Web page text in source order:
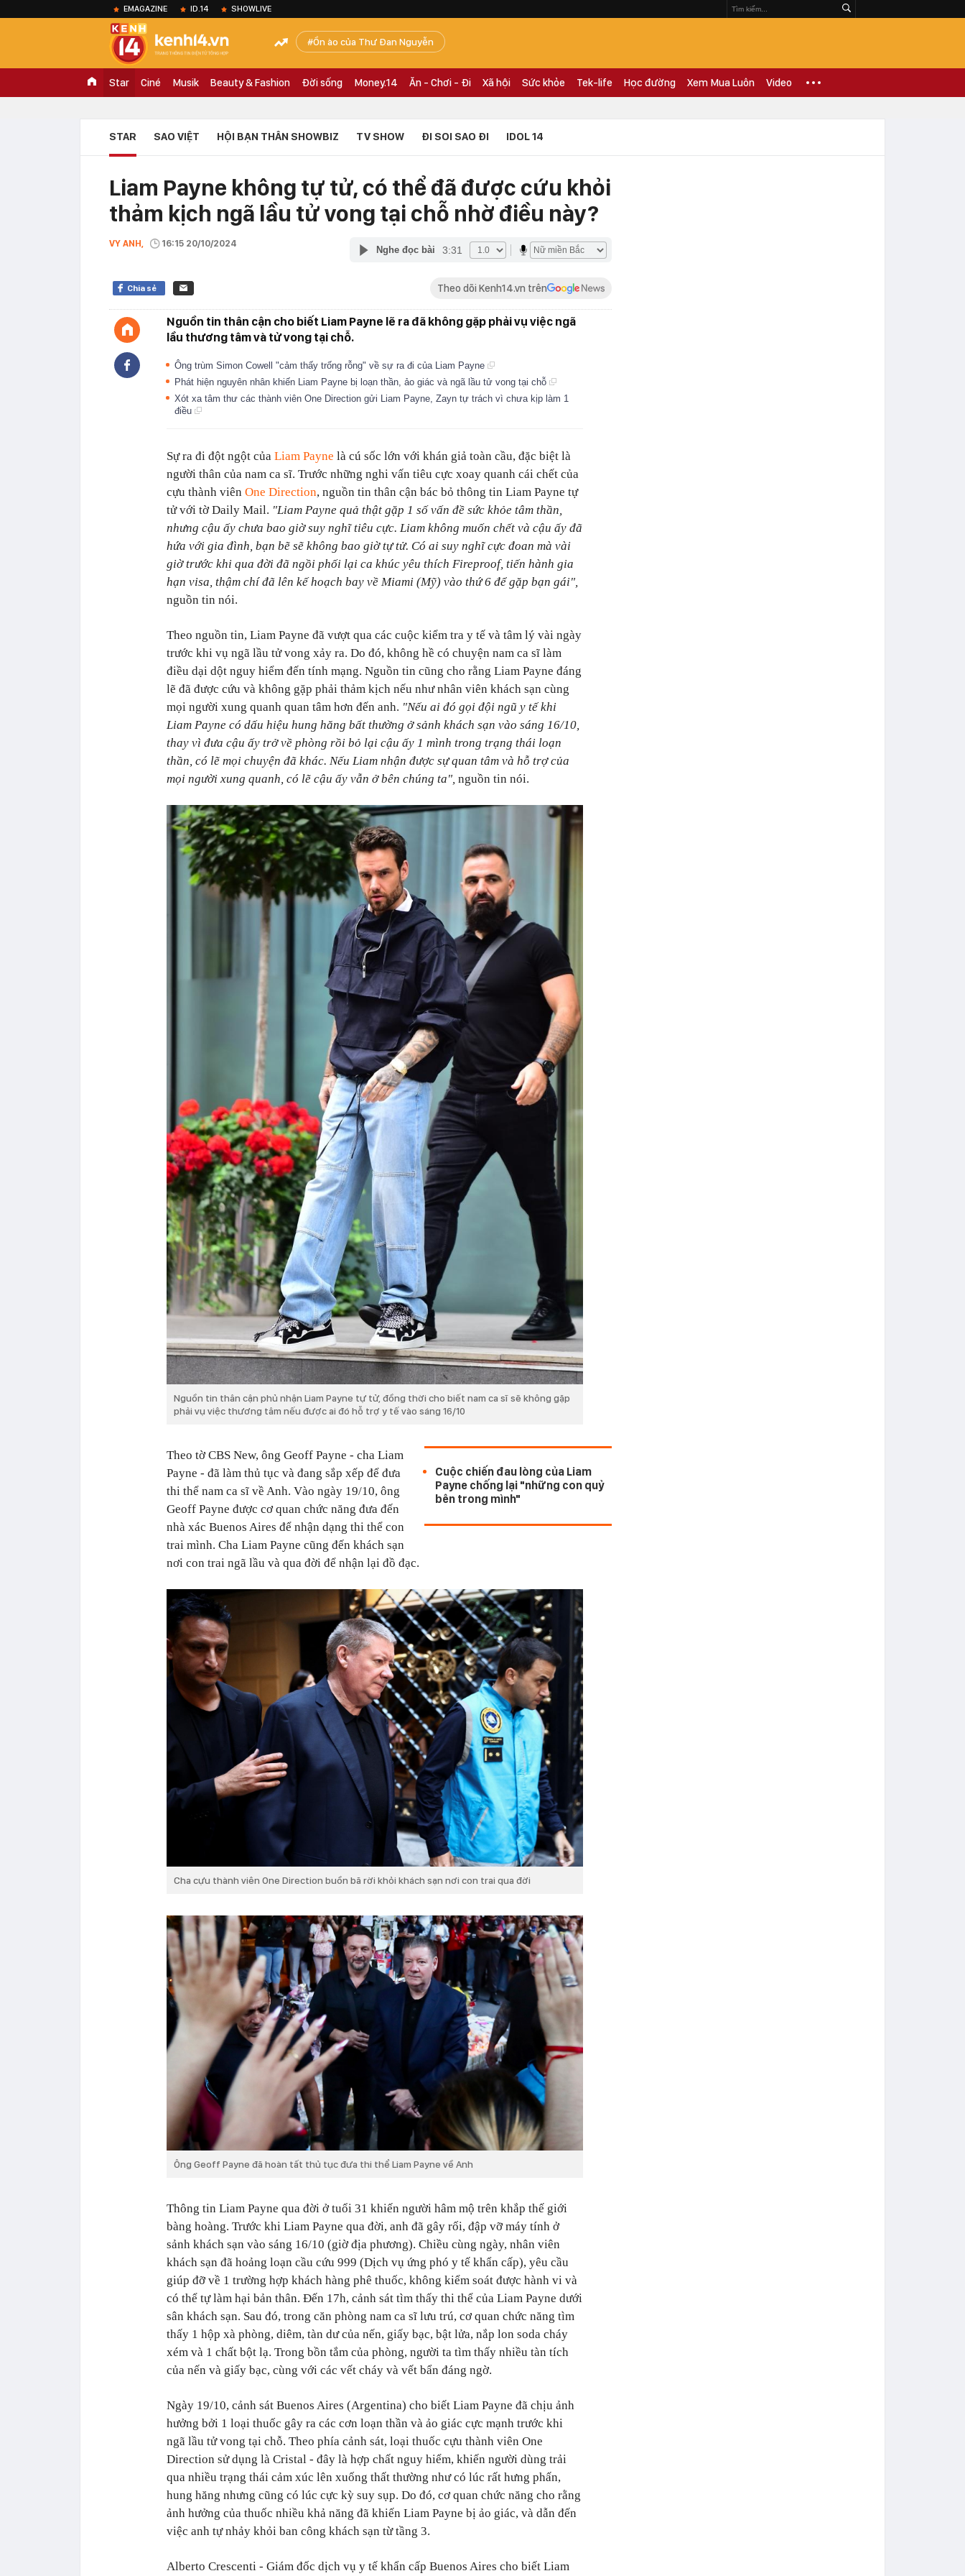
EMAGAZINE ID.14 SHOWLIVE
Ồn ào của Thư Đan Nguyễn
Star Ciné Musik Beauty & Fashion Đời sống Money.14 Ăn - Chơi - Đi Xã hội Sức khỏe Tek-life Học đường Xem Mua Luôn Video
STAR SAO VIỆT HỘI BẠN THÂN SHOWBIZ TV SHOW ĐI SOI SAO ĐI IDOL 14
Liam Payne không tự tử, có thể đã được cứu khỏi
thảm kịch ngã lầu tử vong tại chỗ nhờ điều này?
VY ANH, 16:15 20/10/2024
Nghe đọc bài 3:31
Chia sẻ Theo dõi Kenh14.vn trên
Nguồn tin thân cận cho biết Liam Payne lẽ ra đã không gặp phải vụ việc ngã
lầu thương tâm và tử vong tại chỗ.
Ông trùm Simon Cowell "cảm thấy trống rỗng" về sự ra đi của Liam Payne
Phát hiện nguyên nhân khiến Liam Payne bị loạn thần, ảo giác và ngã lầu tử vong tại chỗ
Xót xa tâm thư các thành viên One Direction gửi Liam Payne, Zayn tự trách vì chưa kịp làm 1
điều
Sự ra đi đột ngột của Liam Payne là cú sốc lớn với khán giả toàn cầu, đặc biệt là
người thân của nam ca sĩ. Trước những nghi vấn tiêu cực xoay quanh cái chết của
cựu thành viên One Direction, nguồn tin thân cận bác bỏ thông tin Liam Payne tự
tử với tờ Daily Mail. "Liam Payne quả thật gặp 1 số vấn đề sức khỏe tâm thần,
nhưng cậu ấy chưa bao giờ suy nghĩ tiêu cực. Liam không muốn chết và cậu ấy đã
hứa với gia đình, bạn bẽ sẽ không bao giờ tự tử. Có ai suy nghĩ cực đoan mà vài
giờ trước khi qua đời đã ngồi phối lại ca khúc yêu thích Fireproof, tiến hành gia
hạn visa, thậm chí đã lên kế hoạch bay về Miami (Mỹ) vào thứ 6 để gặp bạn gái",
nguồn tin nói.
Theo nguồn tin, Liam Payne đã vượt qua các cuộc kiểm tra y tế và tâm lý vài ngày
trước khi vụ ngã lầu tử vong xảy ra. Do đó, không hề có chuyện nam ca sĩ làm
điều dại dột nguy hiểm đến tính mạng. Nguồn tin cũng cho rằng Liam Payne đáng
lẽ đã được cứu và không gặp phải thảm kịch nếu như nhân viên khách sạn cùng
mọi người xung quanh quan tâm hơn đến anh. "Nếu ai đó gọi đội ngũ y tế khi
Liam Payne có dấu hiệu hung hăng bất thường ở sảnh khách sạn vào sáng 16/10,
thay vì đưa cậu ấy trở về phòng rồi bỏ lại cậu ấy 1 mình trong trạng thái loạn
thần, có lẽ mọi chuyện đã khác. Nếu Liam nhận được sự quan tâm và hỗ trợ của
mọi người xung quanh, có lẽ cậu ấy vẫn ở bên chúng ta", nguồn tin nói.
Nguồn tin thân cận phủ nhận Liam Payne tự tử, đồng thời cho biết nam ca sĩ sẽ không gặp
phải vụ việc thương tâm nếu được ai đó hỗ trợ y tế vào sáng 16/10
Cuộc chiến đau lòng của Liam
Payne chống lại "những con quỷ
bên trong mình"
Theo tờ CBS New, ông Geoff Payne - cha Liam
Payne - đã làm thủ tục và đang sắp xếp để đưa
thi thể nam ca sĩ về Anh. Vào ngày 19/10, ông
Geoff Payne được cơ quan chức năng đưa đến
nhà xác Buenos Aires để nhận dạng thi thể con
trai mình. Cha Liam Payne cũng đến khách sạn
nơi con trai ngã lầu và qua đời để nhận lại đồ đạc.
Cha cựu thành viên One Direction buồn bã rời khỏi khách sạn nơi con trai qua đời
Ông Geoff Payne đã hoàn tất thủ tục đưa thi thể Liam Payne về Anh
Thông tin Liam Payne qua đời ở tuổi 31 khiến người hâm mộ trên khắp thế giới
bàng hoàng. Trước khi Liam Payne qua đời, anh đã gây rối, đập vỡ máy tính ở
sảnh khách sạn vào sáng 16/10 (giờ địa phương). Chiều cùng ngày, nhân viên
khách sạn đã hoảng loạn cầu cứu 999 (Dịch vụ ứng phó y tế khẩn cấp), yêu cầu
giúp đỡ về 1 trường hợp khách hàng phê thuốc, không kiểm soát được hành vi và
có thể tự làm hại bản thân. Đến 17h, cảnh sát tìm thấy thi thể của Liam Payne dưới
sân khách sạn. Sau đó, trong căn phòng nam ca sĩ lưu trú, cơ quan chức năng tìm
thấy 1 hộp xà phòng, diêm, tàn dư của nến, giấy bạc, bật lửa, nắp lon soda cháy
xém và 1 chất bột lạ. Trong bồn tắm của phòng, người ta tìm thấy nhiều tàn tích
của nến và giấy bạc, cùng với các vết cháy và vết bẩn đáng ngờ.
Ngày 19/10, cảnh sát Buenos Aires (Argentina) cho biết Liam Payne đã chịu ảnh
hưởng bởi 1 loại thuốc gây ra các cơn loạn thần và ảo giác cực mạnh trước khi
ngã lầu tử vong tại chỗ. Theo phía cảnh sát, loại thuốc cựu thành viên One
Direction sử dụng là Cristal - đây là hợp chất nguy hiểm, khiến người dùng trải
qua nhiều trạng thái cảm xúc lên xuống thất thường như có lúc rất hưng phấn,
hung hăng nhưng cũng có lúc cực kỳ suy sụp. Do đó, cơ quan chức năng cho rằng
ảnh hưởng của thuốc nhiều khả năng đã khiến Liam Payne bị ảo giác, và dẫn đến
việc anh tự nhảy khỏi ban công khách sạn từ tầng 3.
Alberto Crescenti - Giám đốc dịch vụ y tế khẩn cấp Buenos Aires cho biết Liam